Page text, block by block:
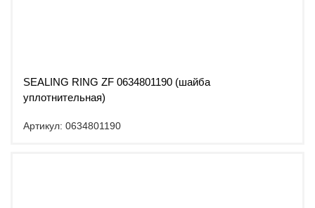
SEALING RING ZF 0634801190 (шайба
уплотнительная)
Артикул: 0634801190